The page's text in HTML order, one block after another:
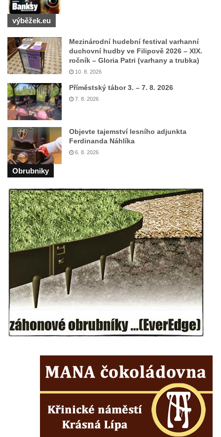
Hrad Vlčtejn (Wildenstein)
Hrad Helfenburk (Hrádek) u Úštěka
Hrad Tolštejn (Tollenstein)
Hrad Boršengrýn
Hrad Vildštejn (Skalná)
Hrad Frýdštejn (Friedstein)
Hrad Krásný Buk (Schönbuch) u Krásné
Lípy
Kamenický hrad na Zámeckém vrchu –
Česká Kamenice
Karlovy Vary
Hrad Hartenberg (Hřebeny)
Hrad Přimda (Pfraumberg)
výběžek.eu
Mezinárodní hudební festival varhanní
duchovní hudby ve Filipově 2026 – XIX.
ročník – Gloria Patri (varhany a trubka)
10. 8. 2026
Příměstský tábor 3. – 7. 8. 2026
7. 8. 2026
Objevte tajemství lesního adjunkta
Ferdinanda Náhlíka
6. 8. 2026
Obrubniky